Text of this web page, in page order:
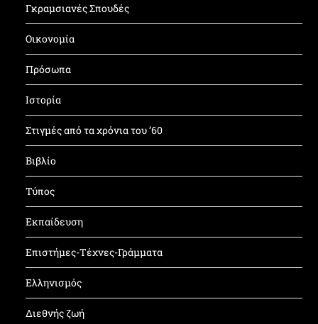
Γκραμσιανές Σπουδές
Οικονομία
Πρόσωπα
Ιστορία
Στιγμές από τα χρόνια του ’60
Βιβλίο
Τύπος
Εκπαίδευση
Επιστήμες-Τέχνες-Γράμματα
Ελληνισμός
Διεθνής ζωή